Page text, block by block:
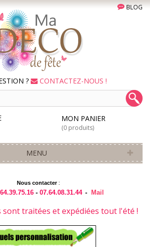
BLOG
? CONTACTEZ-NOUS !
MON PANIER
(0 produits)
MENU
Nous contacter:
-07.64.08.31.44 - Mail
sont traitées et expédiées tout l'été !